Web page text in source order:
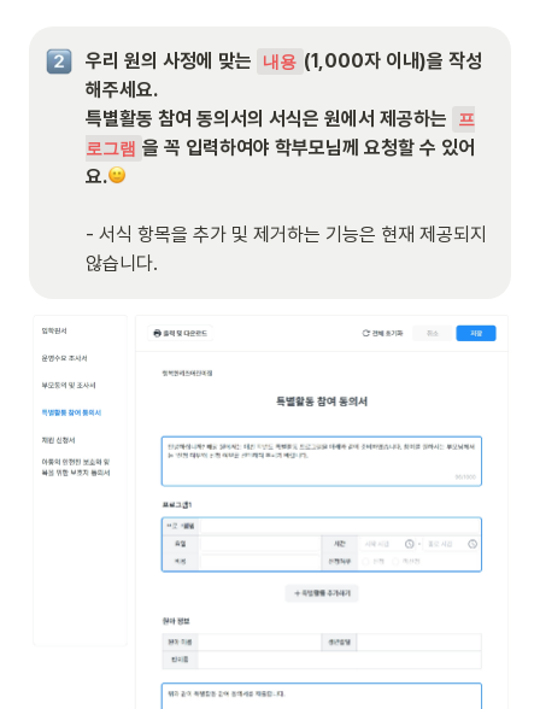
우리 원의 사정에 맞는 내용 (1,000자 이내)을 작성
해주세요.
특별활동 참여 동의서의 서식은 원에서 제공하는
프
로그램 을 꼭 입력하여야 학부모님께 요청할 수 있어
요.
- 서식 항목을 추가 및 제거하는 기능은 현재 제공되지
않습니다.